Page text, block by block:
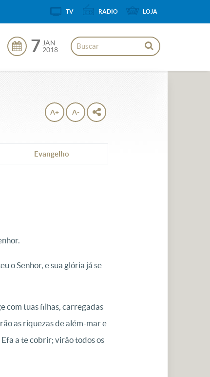
7 JAN
2018
A+ A-
Evangelho
o Senhor, e sua glória já se
com tuas filhas, carregadas
as riquezas de além-mar e
a te cobrir; virão todos os
TV RÁDIO LOJA